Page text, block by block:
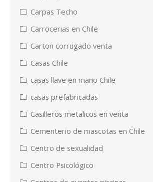
Carpas Techo
Carrocerias en Chile
Carton corrugado venta
Casas Chile
casas llave en mano Chile
casas prefabricadas
Casilleros metalicos en venta
Cementerio de mascotas en Chile
Centro de sexualidad
Centro Psicológico